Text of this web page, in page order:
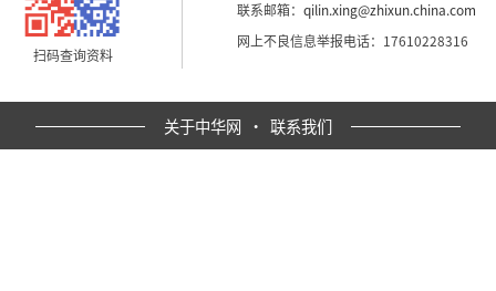
扫码查询资料
联系邮箱：qilin.xing@zhixun.china.com
网上不良信息举报电话：17610228316
关于中华网 · 联系我们